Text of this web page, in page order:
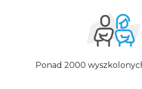
Ponad 2000